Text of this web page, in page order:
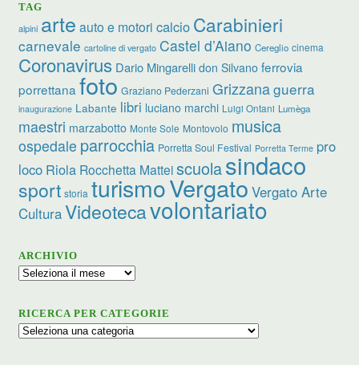
TAG
alpini arte auto e motori calcio Carabinieri
carnevale cartoline di vergato Castel d’Aiano Cereglio cinema
Coronavirus Dario Mingarelli don Silvano ferrovia
porrettana foto Graziano Pederzani Grizzanaguerra
inaugurazione Labante libri luciano marchi Luigi Ontani Lumèga
maestri marzabotto Monte Sole Montovolo musica
ospedale parrocchia Porretta Soul Festival Porretta Terme pro
loco Riola Rocchetta Matteiscuolasindaco
sport storia turismoVergato Vergato Arte
CulturaVideotecavolontariato
ARCHIVIO
Archivio
RICERCA PER CATEGORIE
Ricerca